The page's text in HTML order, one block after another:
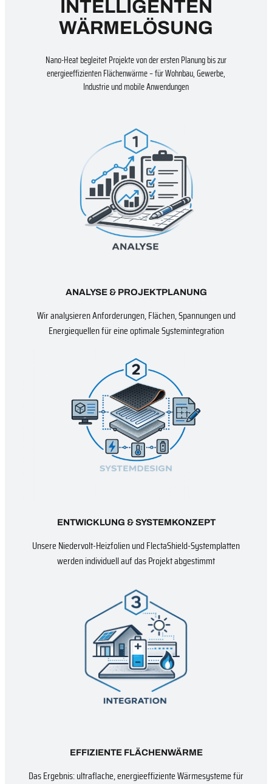
INTELLIGENTEN
WÄRMELÖSUNG
Nano-Heat begleitet Projekte von der ersten Planung bis zur
energieeffizienten Flächenwärme – für Wohnbau, Gewerbe,
Industrie und mobile Anwendungen
ANALYSE & PROJEKTPLANUNG
Wir analysieren Anforderungen, Flächen, Spannungen und
Energiequellen für eine optimale Systemintegration
ENTWICKLUNG & SYSTEMKONZEPT
Unsere Niedervolt-Heizfolien und FlectaShield-Systemplatten
werden individuell auf das Projekt abgestimmt
EFFIZIENTE FLÄCHENWÄRME
Das Ergebnis: ultraflache, energieeffiziente Wärmesysteme für